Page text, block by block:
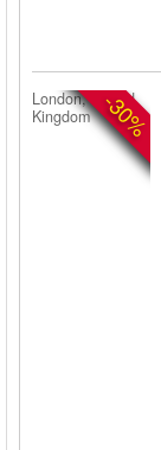
-30%
London, United
Kingdom